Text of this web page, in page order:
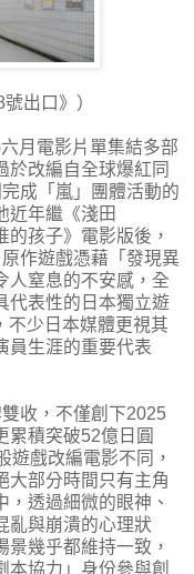
出口》）
月電影片單集結多部
於改編自全球爆紅同
成「嵐」團體活動的
近年繼《淺田
孩子》電影版後，
作遊戲憑藉「發現異
人窒息的不安感，全
代表性的日本獨立遊
不少日本媒體更視其
員生涯的重要代表
收，不僅創下2025
累積突破52億日圓
遊戲改編電影不同，
大部分時間只有主角
透過細微的眼神、
亂與崩潰的心理狀
幾乎都維持一致，
本協力」身份參與創